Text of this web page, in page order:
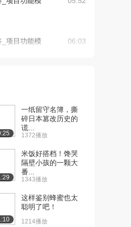
项目功能模
06:03
_项目技术
06:22
_项目技术
13:31
_项目技术
13:41
一纸留守名簿，撕
碎日本篡改历史的
谎...
1372播放
米饭好搭档！馋哭
隔壁小孩的一颗大
番...
1343播放
这样鉴别蜂蜜也太
聪明了吧！
1214播放